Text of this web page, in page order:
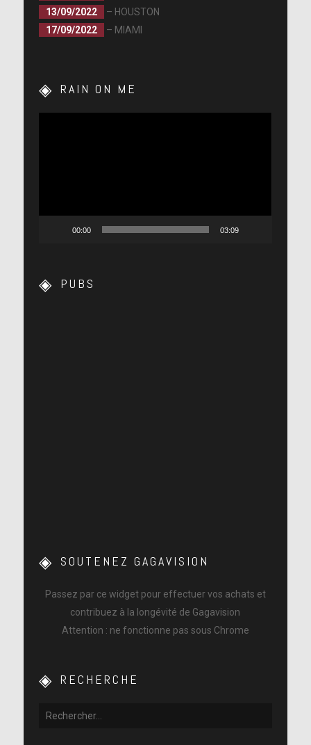
13/09/2022
– HOUSTON
17/09/2022
– MIAMI
RAIN ON ME
00:00 03:09
PUBS
SOUTENEZ GAGAVISION
Passez par ce widget pour effectuer vos achats et
contribuez à la longévité de Gagavision
Attention : ne fonctionne pas sous Chrome
RECHERCHE